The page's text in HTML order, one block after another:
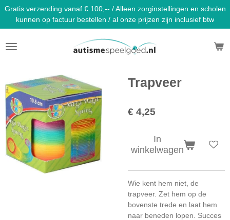
Ga
direct
naar
de
hoofdinhoud
Gratis verzending vanaf € 100,-- / Alleen zorginstellingen en scholen
kunnen op factuur bestellen / al onze prijzen zijn inclusief btw
Trapveer
€ 4,25
In
winkelwagen
Wie kent hem niet, de
trapveer. Zet hem op de
bovenste trede en laat hem
naar beneden lopen. Succes